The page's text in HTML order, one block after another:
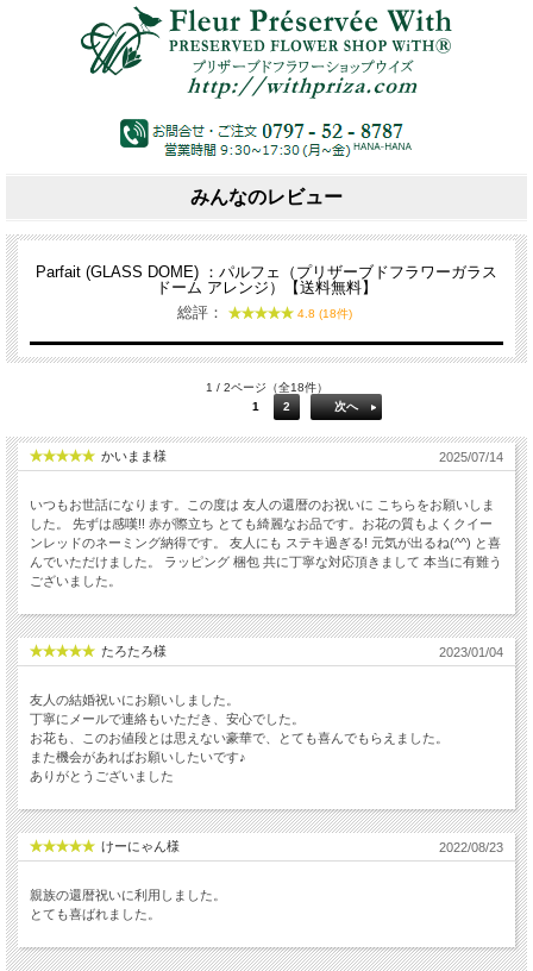
みんなのレビュー
Parfait (GLASS DOME) ：パルフェ（プリザーブドフラワーガラス
ドーム アレンジ）【送料無料】
総評：
4.8 (18件)
1 / 2ページ（全18件）
1
2 次へ
かいまま様 2025/07/14
いつもお世話になります。この度は 友人の還暦のお祝いに こちらをお願いしま
した。 先ずは感嘆!! 赤が際立ち とても綺麗なお品です。お花の質もよくクイー
ンレッドのネーミング納得です。 友人にも ステキ過ぎる! 元気が出るね(^^) と喜
んでいただけました。 ラッピング 梱包 共に丁寧な対応頂きまして 本当に有難う
ございました。
たろたろ様 2023/01/04
友人の結婚祝いにお願いしました。
丁寧にメールで連絡もいただき、安心でした。
お花も、このお値段とは思えない豪華で、とても喜んでもらえました。
また機会があればお願いしたいです♪
ありがとうございました
けーにゃん様 2022/08/23
親族の還暦祝いに利用しました。
とても喜ばれました。